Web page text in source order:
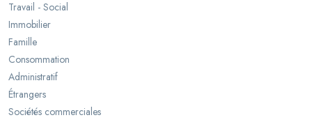
Travail - Social
Immobilier
Famille
Consommation
Administratif
Étrangers
Sociétés commerciales